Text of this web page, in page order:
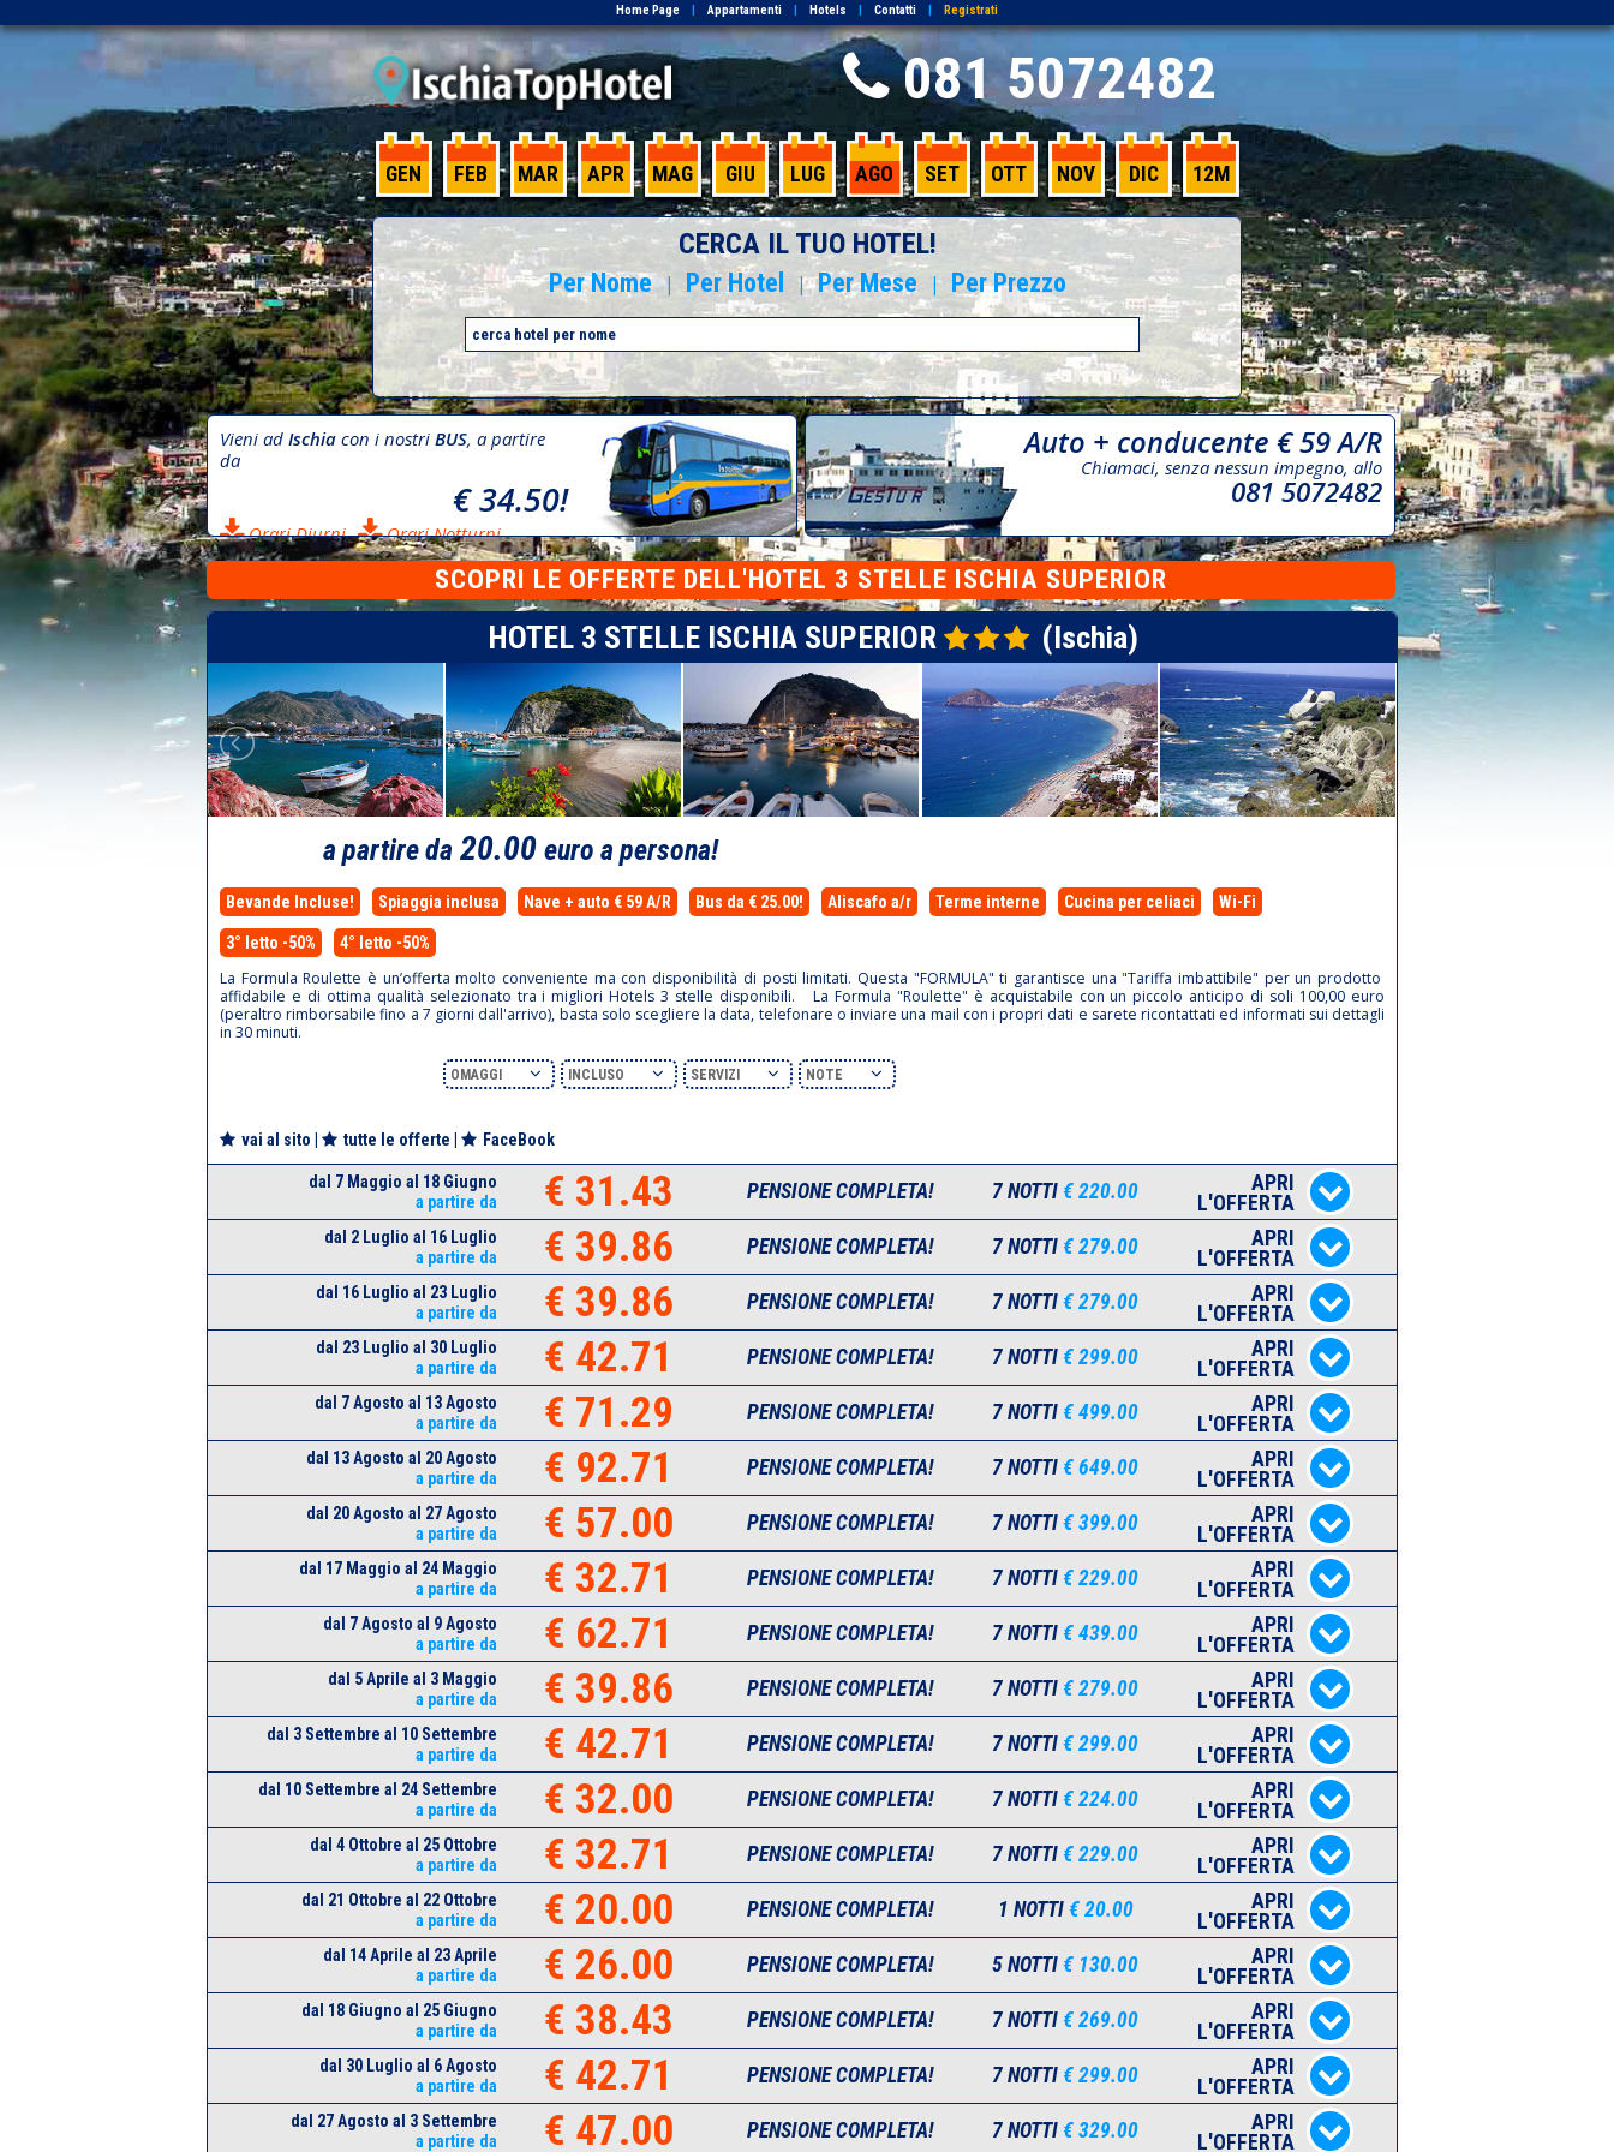
Home Page | Appartamenti | Hotels | Contatti | Registrati
081 5072482
GEN FEB MAR APR MAG GIU LUG AGO SET OTT NOV DIC 12M
CERCA IL TUO HOTEL!
Per Nome | Per Hotel | Per Mese | Per Prezzo
Vieni ad Ischia con i nostri BUS, a partire
da
€ 34.50!
Orari Diurni Orari Notturni
Auto + conducente € 59 A/R
Chiamaci, senza nessun impegno, allo
081 5072482
SCOPRI LE OFFERTE DELL'HOTEL 3 STELLE ISCHIA SUPERIOR
HOTEL 3 STELLE ISCHIA SUPERIOR (Ischia)
a partire da 20.00 euro a persona!
Bevande Incluse! Spiaggia inclusa Nave + auto € 59 A/R Bus da € 25.00! Aliscafo a/r Terme interne Cucina per celiaci Wi-Fi
3° letto -50% 4° letto -50%
La Formula Roulette è un’offerta molto conveniente ma con disponibilità di posti limitati. Questa "FORMULA" ti garantisce una "Tariffa imbattibile" per un prodotto
affidabile e di ottima qualità selezionato tra i migliori Hotels 3 stelle disponibili. La Formula "Roulette" è acquistabile con un piccolo anticipo di soli 100,00 euro
(peraltro rimborsabile fino a 7 giorni dall'arrivo), basta solo scegliere la data, telefonare o inviare una mail con i propri dati e sarete ricontattati ed informati sui dettagli
in 30 minuti.
OMAGGI INCLUSO SERVIZI NOTE
vai al sito tutte le offerte FaceBook
dal 7 Maggio al 18 Giugno
a partire da
€ 31.43 PENSIONE COMPLETA! 7 NOTTI € 220.00
APRI
L'OFFERTA
dal 2 Luglio al 16 Luglio
a partire da
€ 39.86 PENSIONE COMPLETA! 7 NOTTI € 279.00
APRI
L'OFFERTA
dal 16 Luglio al 23 Luglio
a partire da
€ 39.86 PENSIONE COMPLETA! 7 NOTTI € 279.00
APRI
L'OFFERTA
dal 23 Luglio al 30 Luglio
a partire da
€ 42.71 PENSIONE COMPLETA! 7 NOTTI € 299.00
APRI
L'OFFERTA
dal 7 Agosto al 13 Agosto
a partire da
€ 71.29 PENSIONE COMPLETA! 7 NOTTI € 499.00
APRI
L'OFFERTA
dal 13 Agosto al 20 Agosto
a partire da
€ 92.71 PENSIONE COMPLETA! 7 NOTTI € 649.00
APRI
L'OFFERTA
dal 20 Agosto al 27 Agosto
a partire da
€ 57.00 PENSIONE COMPLETA! 7 NOTTI € 399.00
APRI
L'OFFERTA
dal 17 Maggio al 24 Maggio
a partire da
€ 32.71 PENSIONE COMPLETA! 7 NOTTI € 229.00
APRI
L'OFFERTA
dal 7 Agosto al 9 Agosto
a partire da
€ 62.71 PENSIONE COMPLETA! 7 NOTTI € 439.00
APRI
L'OFFERTA
dal 5 Aprile al 3 Maggio
a partire da
€ 39.86 PENSIONE COMPLETA! 7 NOTTI € 279.00
APRI
L'OFFERTA
dal 3 Settembre al 10 Settembre
a partire da
€ 42.71 PENSIONE COMPLETA! 7 NOTTI € 299.00
APRI
L'OFFERTA
dal 10 Settembre al 24 Settembre
a partire da
€ 32.00 PENSIONE COMPLETA! 7 NOTTI € 224.00
APRI
L'OFFERTA
dal 4 Ottobre al 25 Ottobre
a partire da
€ 32.71 PENSIONE COMPLETA! 7 NOTTI € 229.00
APRI
L'OFFERTA
dal 21 Ottobre al 22 Ottobre
a partire da
€ 20.00 PENSIONE COMPLETA! 1 NOTTI € 20.00
APRI
L'OFFERTA
dal 14 Aprile al 23 Aprile
a partire da
€ 26.00 PENSIONE COMPLETA! 5 NOTTI € 130.00
APRI
L'OFFERTA
dal 18 Giugno al 25 Giugno
a partire da
€ 38.43 PENSIONE COMPLETA! 7 NOTTI € 269.00
APRI
L'OFFERTA
dal 30 Luglio al 6 Agosto
a partire da
€ 42.71 PENSIONE COMPLETA! 7 NOTTI € 299.00
APRI
L'OFFERTA
dal 27 Agosto al 3 Settembre
a partire da
€ 47.00 PENSIONE COMPLETA! 7 NOTTI € 329.00
APRI
L'OFFERTA